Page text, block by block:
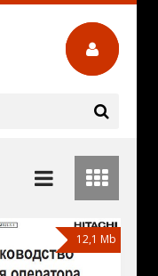
12,1 Mb